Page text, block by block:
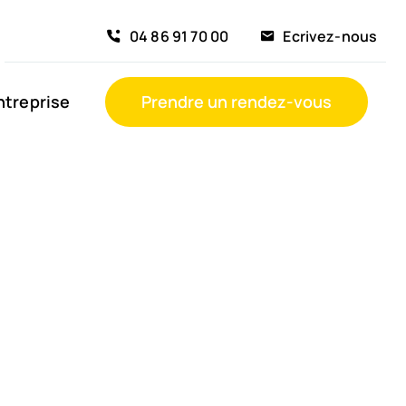
04 86 91 70 00 Ecrivez-nous
Prendre un rendez-vous